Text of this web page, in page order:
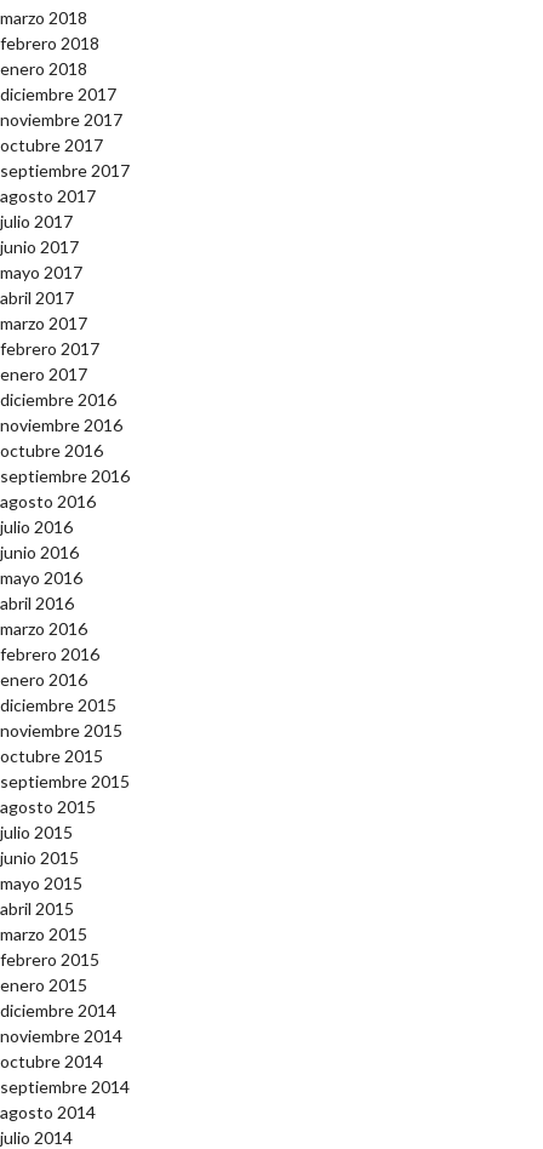
marzo 2018
febrero 2018
enero 2018
diciembre 2017
noviembre 2017
octubre 2017
septiembre 2017
agosto 2017
julio 2017
junio 2017
mayo 2017
abril 2017
marzo 2017
febrero 2017
enero 2017
diciembre 2016
noviembre 2016
octubre 2016
septiembre 2016
agosto 2016
julio 2016
junio 2016
mayo 2016
abril 2016
marzo 2016
febrero 2016
enero 2016
diciembre 2015
noviembre 2015
octubre 2015
septiembre 2015
agosto 2015
julio 2015
junio 2015
mayo 2015
abril 2015
marzo 2015
febrero 2015
enero 2015
diciembre 2014
noviembre 2014
octubre 2014
septiembre 2014
agosto 2014
julio 2014